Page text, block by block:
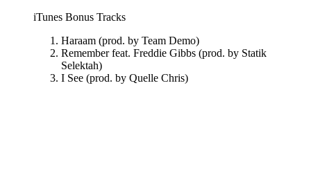
iTunes Bonus Tracks
Haraam (prod. by Team Demo)
Remember feat. Freddie Gibbs (prod. by Statik
Selektah)
I See (prod. by Quelle Chris)